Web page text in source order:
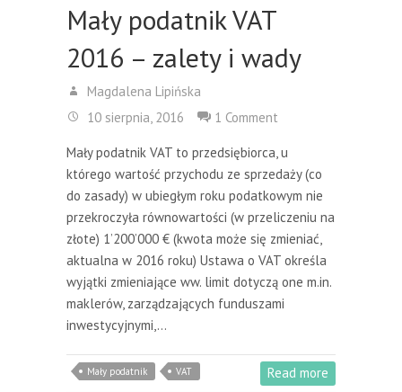
Mały podatnik VAT
2016 – zalety i wady
Magdalena Lipińska
10 sierpnia, 2016
1 Comment
Mały podatnik VAT to przedsiębiorca, u
którego wartość przychodu ze sprzedaży (co
do zasady) w ubiegłym roku podatkowym nie
przekroczyła równowartości (w przeliczeniu na
złote) 1’200’000 € (kwota może się zmieniać,
aktualna w 2016 roku) Ustawa o VAT określa
wyjątki zmieniające ww. limit dotyczą one m.in.
maklerów, zarządzających funduszami
inwestycyjnymi,…
Mały podatnik VAT Read more